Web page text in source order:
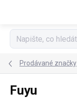
Prodávané značky
Fuyu